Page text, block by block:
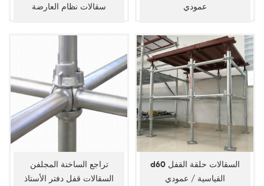
سقالات نظام العارضة عمودي
تراجع الساخنة المجلفن
السقالات قفل دفتر الأستاذ
d60 السقالات حلقة القفل
القياسية / عمودي